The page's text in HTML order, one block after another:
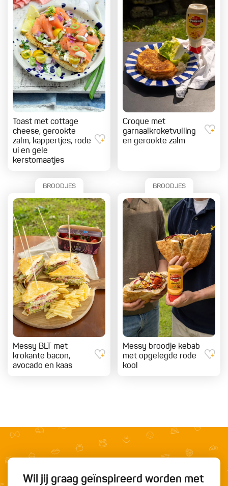
Toast met cottage
cheese, gerookte
zalm, kappertjes, rode
ui en gele
kerstomaatjes
Croque met
garnaalkroketvulling
en gerookte zalm
BROODJES
Messy BLT met
krokante bacon,
avocado en kaas
BROODJES
Messy broodje kebab
met opgelegde rode
kool
Wil jij graag geïnspireerd worden met